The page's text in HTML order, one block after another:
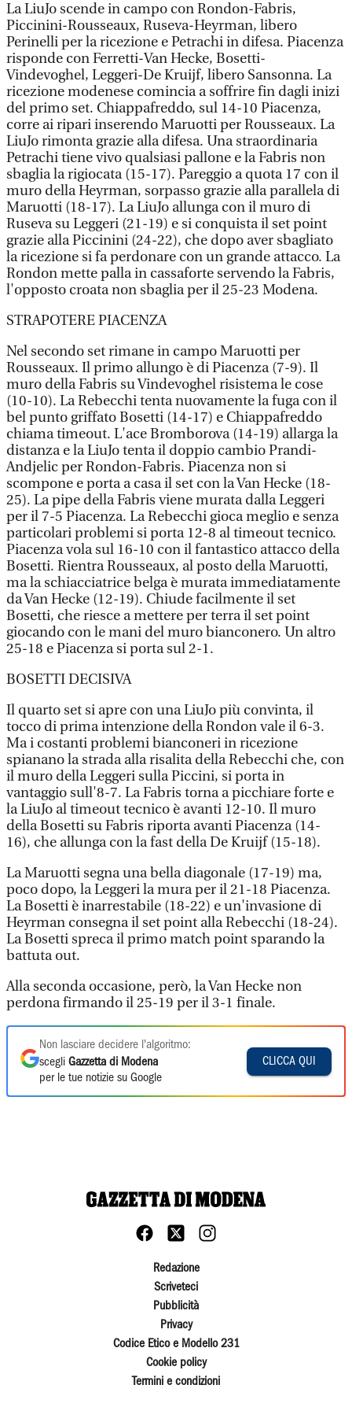
La LiuJo scende in campo con Rondon-Fabris,
Piccinini-Rousseaux, Ruseva-Heyrman, libero
Perinelli per la ricezione e Petrachi in difesa. Piacenza
risponde con Ferretti-Van Hecke, Bosetti-
Vindevoghel, Leggeri-De Kruijf, libero Sansonna. La
ricezione modenese comincia a soffrire fin dagli inizi
del primo set. Chiappafreddo, sul 14-10 Piacenza,
corre ai ripari inserendo Maruotti per Rousseaux. La
LiuJo rimonta grazie alla difesa. Una straordinaria
Petrachi tiene vivo qualsiasi pallone e la Fabris non
sbaglia la rigiocata (15-17). Pareggio a quota 17 con il
muro della Heyrman, sorpasso grazie alla parallela di
Maruotti (18-17). La LiuJo allunga con il muro di
Ruseva su Leggeri (21-19) e si conquista il set point
grazie alla Piccinini (24-22), che dopo aver sbagliato
la ricezione si fa perdonare con un grande attacco. La
Rondon mette palla in cassaforte servendo la Fabris,
l'opposto croata non sbaglia per il 25-23 Modena.
STRAPOTERE PIACENZA
Nel secondo set rimane in campo Maruotti per
Rousseaux. Il primo allungo è di Piacenza (7-9). Il
muro della Fabris su Vindevoghel risistema le cose
(10-10). La Rebecchi tenta nuovamente la fuga con il
bel punto griffato Bosetti (14-17) e Chiappafreddo
chiama timeout. L'ace Bromborova (14-19) allarga la
distanza e la LiuJo tenta il doppio cambio Prandi-
Andjelic per Rondon-Fabris. Piacenza non si
scompone e porta a casa il set con la Van Hecke (18-
25). La pipe della Fabris viene murata dalla Leggeri
per il 7-5 Piacenza. La Rebecchi gioca meglio e senza
particolari problemi si porta 12-8 al timeout tecnico.
Piacenza vola sul 16-10 con il fantastico attacco della
Bosetti. Rientra Rousseaux, al posto della Maruotti,
ma la schiacciatrice belga è murata immediatamente
da Van Hecke (12-19). Chiude facilmente il set
Bosetti, che riesce a mettere per terra il set point
giocando con le mani del muro bianconero. Un altro
25-18 e Piacenza si porta sul 2-1.
BOSETTI DECISIVA
Il quarto set si apre con una LiuJo più convinta, il
tocco di prima intenzione della Rondon vale il 6-3.
Ma i costanti problemi bianconeri in ricezione
spianano la strada alla risalita della Rebecchi che, con
il muro della Leggeri sulla Piccini, si porta in
vantaggio sull'8-7. La Fabris torna a picchiare forte e
la LiuJo al timeout tecnico è avanti 12-10. Il muro
della Bosetti su Fabris riporta avanti Piacenza (14-
16), che allunga con la fast della De Kruijf (15-18).
La Maruotti segna una bella diagonale (17-19) ma,
poco dopo, la Leggeri la mura per il 21-18 Piacenza.
La Bosetti è inarrestabile (18-22) e un'invasione di
Heyrman consegna il set point alla Rebecchi (18-24).
La Bosetti spreca il primo match point sparando la
battuta out.
Alla seconda occasione, però, la Van Hecke non
perdona firmando il 25-19 per il 3-1 finale.
Non lasciare decidere l'algoritmo:
scegli Gazzetta di Modena
per le tue notizie su Google
CLICCA QUI
Redazione
Scriveteci
Pubblicità
Privacy
Codice Etico e Modello 231
Cookie policy
Termini e condizioni